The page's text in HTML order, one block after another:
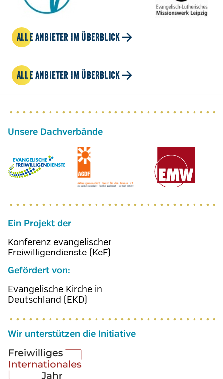
ALLE ANBIETER IM ÜBERBLICK
ALLE ANBIETER IM ÜBERBLICK
Ein Projekt der
Konferenz evangelischer
Freiwilligendienste (KeF)
Gefördert von:
Evangelische Kirche in
Deutschland (EKD)
Wir unterstützen die Initiative